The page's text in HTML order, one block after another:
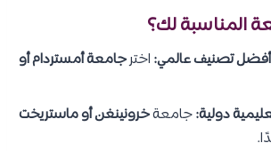
المناسبة لك؟
أفضل تصنيف عالمي: اخترجامعة أمستردام أو
دولية:جامعةخرونينغن أو ماستريخت